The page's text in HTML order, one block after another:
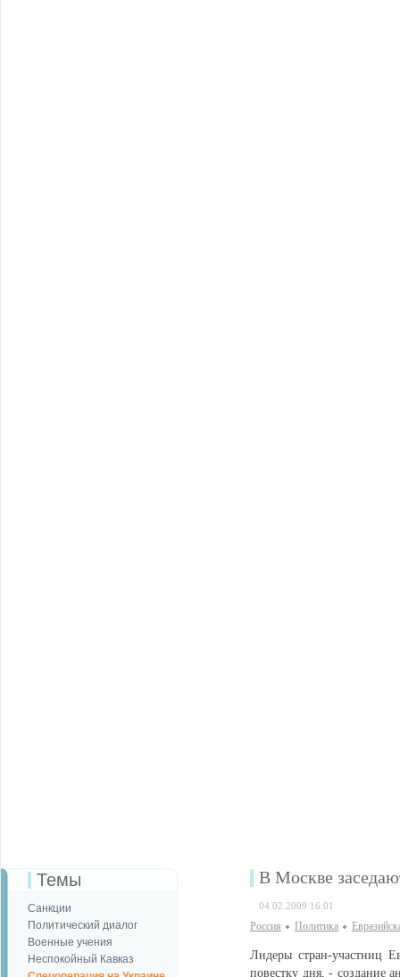
Темы
Санкции
Политический диалог
Военные учения
Неспокойный Кавказ
В Москве
04.02.2009 16:01
Россия Политика
Лидеры стран-участниц
повестку дня, - создание